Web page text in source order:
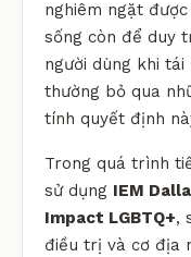
nghiêm ngặt
sống còn để duy
người dùng khi
thường bỏ qua
tính quyết định
Trong quá trình
sử dụng IEM
Impact LGBTQ+,
điều trị và cơ địa